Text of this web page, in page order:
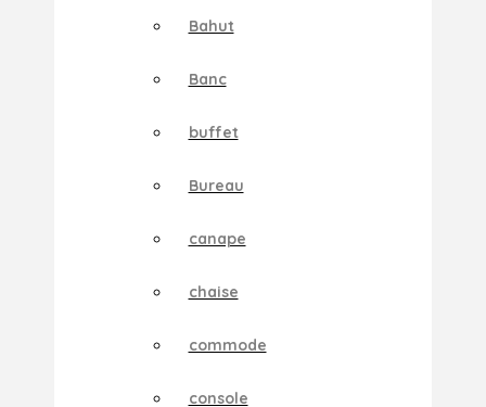
Bahut
Banc
buffet
Bureau
canape
chaise
commode
console